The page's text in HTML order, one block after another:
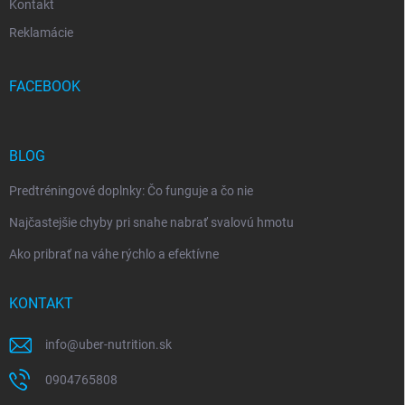
Kontakt
Reklamácie
FACEBOOK
BLOG
Predtréningové doplnky: Čo funguje a čo nie
Najčastejšie chyby pri snahe nabrať svalovú hmotu
Ako pribrať na váhe rýchlo a efektívne
KONTAKT
info@uber-nutrition.sk
0904765808